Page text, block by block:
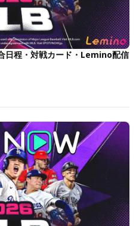
日程・対戦カード・Lemino配信